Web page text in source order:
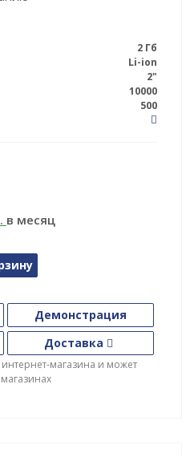
2 Гб
Li-ion
2"
10000
500
в месяц
Демонстрация
Доставка
магазина и может